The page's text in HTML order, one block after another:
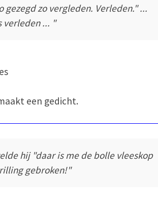
gezegd zo vergleden. Verleden." ...
verleden ... "
een gedicht.
hij "daar is me de bolle vleeskop
gebroken!"